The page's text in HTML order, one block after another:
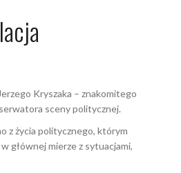
Kryszaka – znakomitego
sceny politycznej.
z życia politycznego, którym
głównej mierze z sytuacjami,